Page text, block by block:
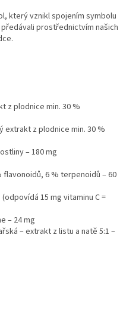
který vznikl spojením symbolu
prostřednictvím našich
z plodnice min. 30 %
extrakt z plodnice min. 30 %
– 180 mg
flavonoidů, 6 % terpenoidů – 60
15 mg vitaminu C =
– 24 mg
– extrakt z listu a natě 5:1 –